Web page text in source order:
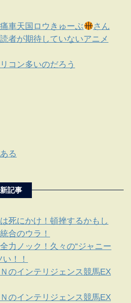
車天国ロウきゅーぶ
さん
者が期待していないアニメ
コン多いのだろう
る
記事
死にかけ！頓挫するかもし
合のウラ！
力ノック！久々の“ジャニー
！！
のインテリジェンス競馬EX
のインテリジェンス競馬EX